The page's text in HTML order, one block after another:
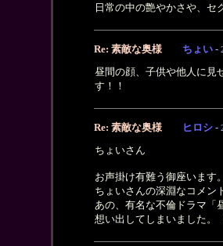
日常の中の艶やかさや、セ
Re: 素敵な奥様 ちょい -
昼間の顔、子供や他人に見
す！！
Re: 素敵な奥様 ヒロシ -
ちょいさん
お声掛け有難う御座います。
ちょいさんの深淵なコメン
あの、有名な不倫ドラマ「
想い出してしまいました。